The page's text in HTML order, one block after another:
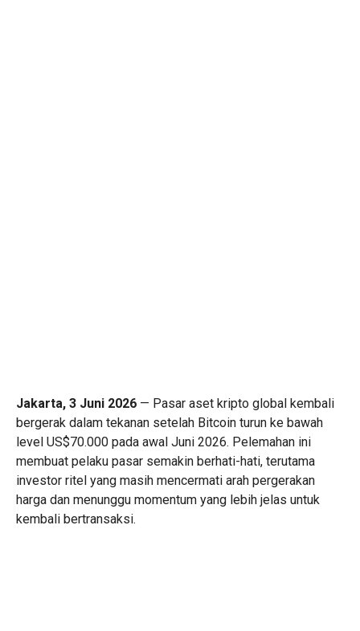
Jakarta, 3 Juni 2026 — Pasar aset kripto global kembali
bergerak dalam tekanan setelah Bitcoin turun ke bawah
level US$70.000 pada awal Juni 2026. Pelemahan ini
membuat pelaku pasar semakin berhati-hati, terutama
investor ritel yang masih mencermati arah pergerakan
harga dan menunggu momentum yang lebih jelas untuk
kembali bertransaksi.